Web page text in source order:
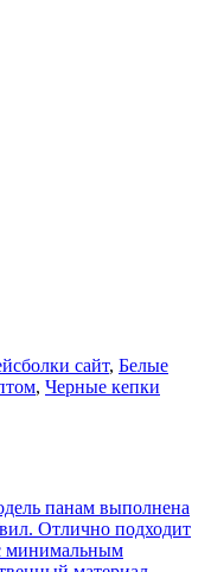
сайт, Белые
, Черные кепки
панам выполнена
Отлично подходит
минимальным